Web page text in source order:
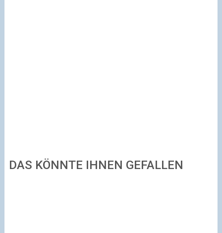
DAS KÖNNTE IHNEN GEFALLEN